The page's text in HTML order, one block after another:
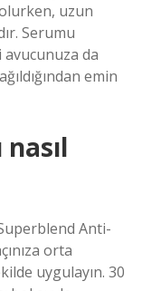
uzun
Serumu
da
emin
Anti-
orta
uygulayın. 30